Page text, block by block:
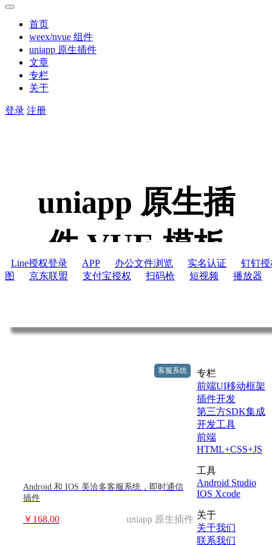
首页
weex/nvue 组件
uniapp 原生插件
文章
专栏
关于
登录 注册
uniapp 原生插
件,VUE 模板
Line授权登录 APP 办公文件浏览 实名认证
钉钉授
图
京东联盟 支付宝授权 扫码枪 短视频 播放器
客服系统
Android 和 IOS 美洽多客服系统，即时通信
插件
uniapp 原生插件
￥168.00
专栏
前端UI移动框架
插件开发
第三方SDK集成
开发工具
前端
HTML+CSS+JS
工具
Android Studio
IOS Xcode
关于
关于我们
联系我们